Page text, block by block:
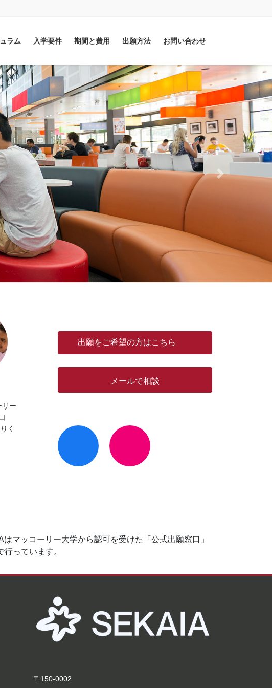
ラム 入学要件 期間と費用 出願方法 お問い合わせ
Next
リー
く
出願をご希望の方はこちら
メールで相談
マッコーリー大学から認可を受けた「公式出願窓口」
っています。
〒150-0002